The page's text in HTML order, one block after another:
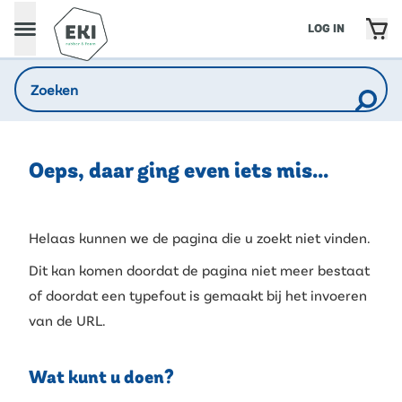
LOG IN
Oeps, daar ging even iets mis...
Helaas kunnen we de pagina die u zoekt niet vinden.
Dit kan komen doordat de pagina niet meer bestaat
of doordat een typefout is gemaakt bij het invoeren
van de URL.
Wat kunt u doen?